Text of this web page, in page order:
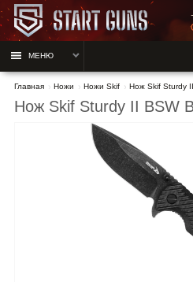
МЕНЮ
Главная Ножи Ножи Skif Нож Skif Sturdy II
Нож Skif Sturdy II BSW